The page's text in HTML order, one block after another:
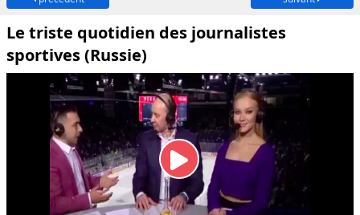
Le triste quotidien des journalistes
sportives (Russie)